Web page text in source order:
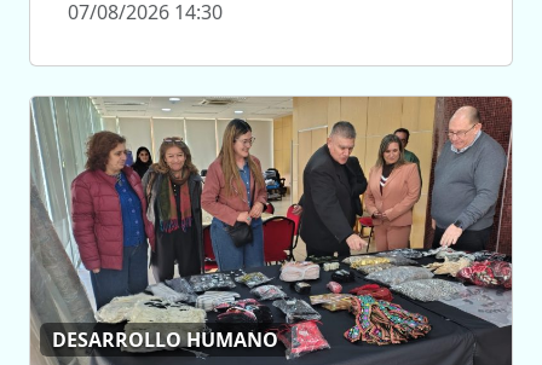
07/08/2026 14:30
DESARROLLO HUMANO